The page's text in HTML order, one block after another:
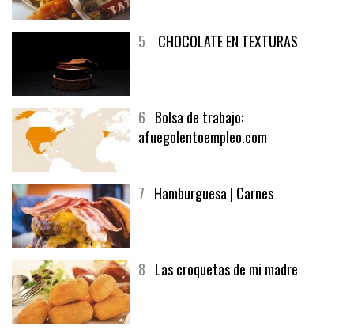
5 CHOCOLATE EN TEXTURAS
6 Bolsa de trabajo:
afuegolentoempleo.com
7 Hamburguesa | Carnes
8 Las croquetas de mi madre